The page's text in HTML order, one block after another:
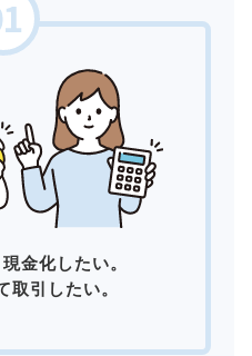
金化したい。
取引したい。